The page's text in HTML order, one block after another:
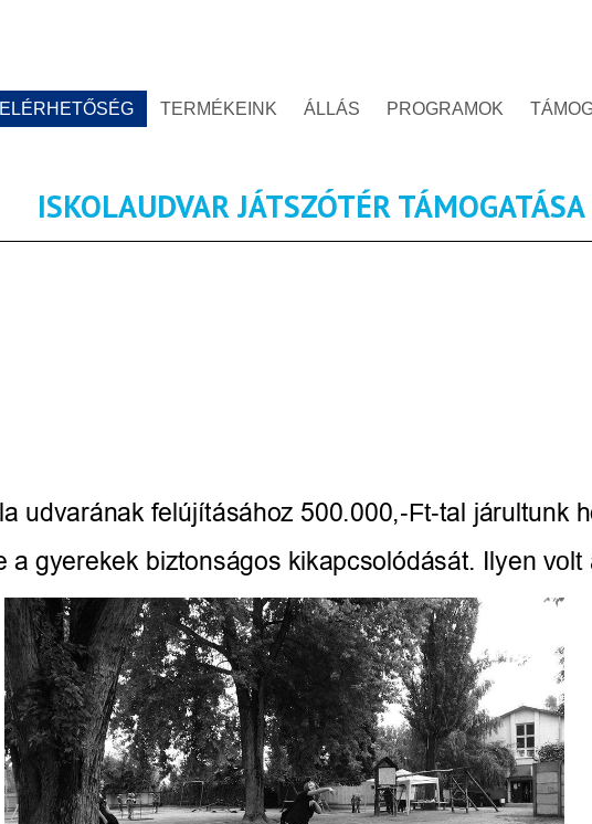
ELÉRHETŐSÉG TERMÉKEINK ÁLLÁS PROGRAMOK
ISKOLAUDVAR JÁTSZÓTÉR TÁMOGATÁSA